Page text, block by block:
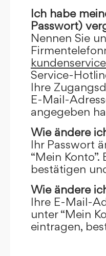
Ich habe
Passwort)
Nennen Sie
Service-
Ihre
E-Mail-
angegeben
Wie ändere
Ihr Passwort
“Mein
bestätigen
Wie ändere
Ihre E-Mail-
unter “Mein
eintragen,